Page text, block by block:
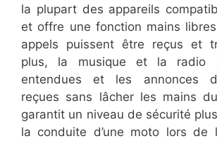
la plupart des appareils
et offre une fonction mains
appels puissent être reçus et
plus, la musique et la radio
entendues et les annonces
reçues sans lâcher les mains
garantit un niveau de sécurité
la conduite d’une moto lors de